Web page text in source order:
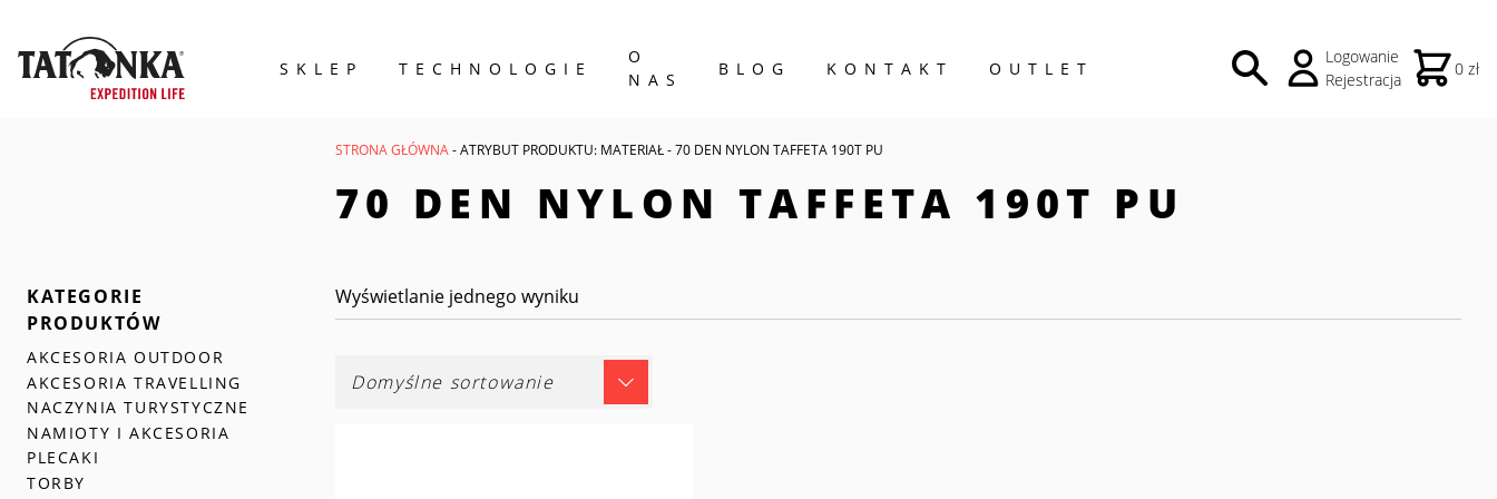
SKLEP TECHNOLOGIE
O
NAS
BLOG KONTAKT OUTLET
Logowanie
Rejestracja
0 zł
STRONA GŁÓWNA- ATRYBUT PRODUKTU: MATERIAŁ - 70 DEN NYLON TAFFETA 190T PU
70 DEN NYLON TAFFETA 190T PU
Wyświetlanie jednego wyniku
KATEGORIE
PRODUKTÓW
AKCESORIA OUTDOOR
AKCESORIA TRAVELLING
NACZYNIA TURYSTYCZNE
NAMIOTY I AKCESORIA
PLECAKI
TORBY